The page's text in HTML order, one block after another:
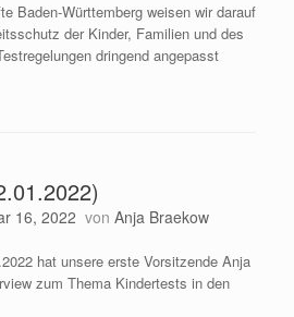
Baden-Württemberg weisen wir darauf
der Kinder, Familien und des
dringend angepasst
16, 2022 von Anja Braekow
hat unsere erste Vorsitzende Anja
zum Thema Kindertests in den